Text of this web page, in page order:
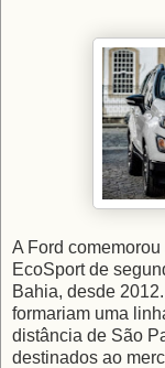
A Ford
EcoSport de
Bahia, desde
formariam uma
distância de São
destinados ao